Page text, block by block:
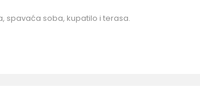
spavaća soba, kupatilo i terasa.